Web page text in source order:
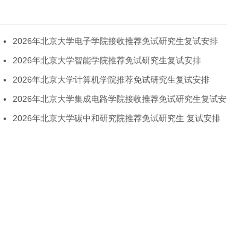
2026年北京大学电子学院接收推荐免试研究生复试安排
2026年北京大学智能学院推荐免试研究生复试安排
2026年北京大学计算机学院推荐免试研究生复试安排
2026年北京大学集成电路学院接收推荐免试研究生复试安
2026年北京大学碳中和研究院推荐免试研究生 复试安排